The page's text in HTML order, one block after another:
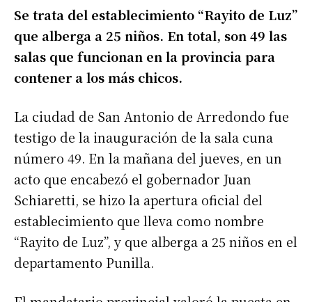
Se trata del establecimiento “Rayito de Luz”
que alberga a 25 niños. En total, son 49 las
salas que funcionan en la provincia para
contener a los más chicos.
La ciudad de San Antonio de Arredondo fue
testigo de la inauguración de la sala cuna
número 49. En la mañana del jueves, en un
acto que encabezó el gobernador Juan
Schiaretti, se hizo la apertura oficial del
establecimiento que lleva como nombre
“Rayito de Luz”, y que alberga a 25 niños en el
departamento Punilla.